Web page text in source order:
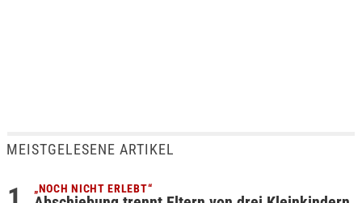
MEISTGELESENE ARTIKEL
„NOCH NICHT ERLEBT“